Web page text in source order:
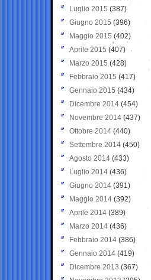
Luglio 2015 (387)
Giugno 2015 (396)
Maggio 2015 (402)
Aprile 2015 (407)
Marzo 2015 (428)
Febbraio 2015 (417)
Gennaio 2015 (434)
Dicembre 2014 (454)
Novembre 2014 (437)
Ottobre 2014 (440)
Settembre 2014 (450)
Agosto 2014 (433)
Luglio 2014 (436)
Giugno 2014 (391)
Maggio 2014 (392)
Aprile 2014 (389)
Marzo 2014 (436)
Febbraio 2014 (386)
Gennaio 2014 (419)
Dicembre 2013 (367)